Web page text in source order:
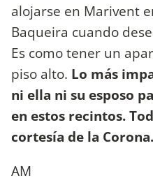
alojarse en Marivent
Baqueira cuando
Es como tener un
piso alto. Lo más
ni ella ni su esposo
en estos recintos.
cortesía de la Corona.
AM